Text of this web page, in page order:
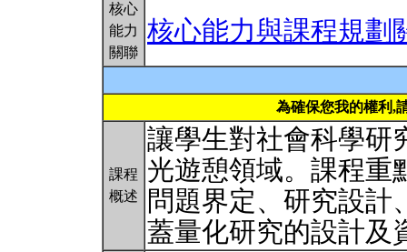
核心
能力
關聯
核心能力與課程規劃
為確保您我的權利,
課程
概述
讓學生對社會科學研
光遊憩領域。課程重
問題界定、研究設計
蓋量化研究的設計及